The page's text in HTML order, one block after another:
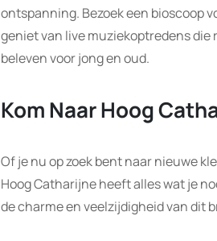
ontspanning. Bezoek een bioscoop
geniet van live muziekoptredens
beleven voor jong en oud.
Kom Naar Hoog
Of je nu op zoek bent naar nieuwe
Hoog Catharijne heeft alles wat je
de charme en veelzijdigheid van dit